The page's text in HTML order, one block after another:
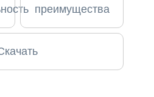
преимущества